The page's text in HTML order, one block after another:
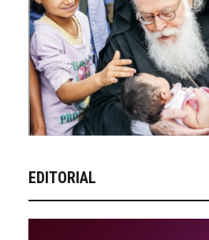
EDITORIAL